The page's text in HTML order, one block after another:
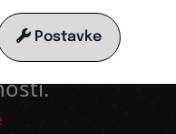
Vimeo pravila o
Postavke